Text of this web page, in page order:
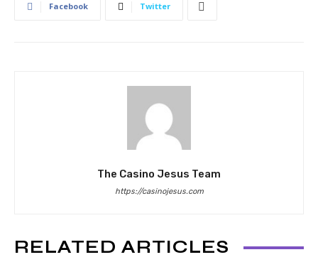
Facebook Twitter
The Casino Jesus Team
https://casinojesus.com
RELATED ARTICLES